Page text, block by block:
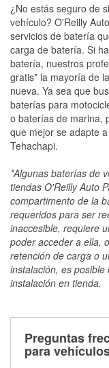
¿No estás seguro de
vehículo? O'Reilly
servicios de batería
carga de batería. Si
batería, nuestros
gratis* la mayoría de
nueva. Ya sea que
baterías para
o baterías de marina,
que mejor se adapte
Tehachapi.
*Algunas baterías de
tiendas O'Reilly Auto
compartimento de la
requeridos para ser
inaccesible, requiere
poder acceder a ella,
retención de carga o
instalación, es
instalación en tienda.
Preguntas
para